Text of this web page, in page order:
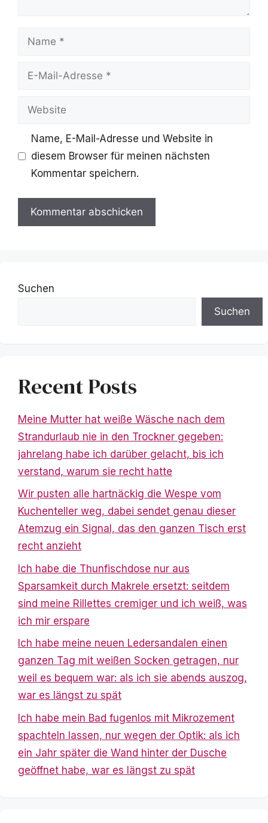
Name
Adresse
Website
Name, E-Mail-Adresse und Website in
diesem Browser für meinen nächsten
Kommentar speichern.
Suchen
Suchen
Recent Posts
Meine Mutter hat weiße Wäsche nach dem
Strandurlaub nie in den Trockner gegeben:
jahrelang habe ich darüber gelacht, bis ich
verstand, warum sie recht hatte
Wir pusten alle hartnäckig die Wespe vom
Kuchenteller weg, dabei sendet genau dieser
Atemzug ein Signal, das den ganzen Tisch erst
recht anzieht
Ich habe die Thunfischdose nur aus
Sparsamkeit durch Makrele ersetzt: seitdem
sind meine Rillettes cremiger und ich weiß, was
ich mir erspare
Ich habe meine neuen Ledersandalen einen
ganzen Tag mit weißen Socken getragen, nur
weil es bequem war: als ich sie abends auszog,
war es längst zu spät
Ich habe mein Bad fugenlos mit Mikrozement
spachteln lassen, nur wegen der Optik: als ich
ein Jahr später die Wand hinter der Dusche
geöffnet habe, war es längst zu spät